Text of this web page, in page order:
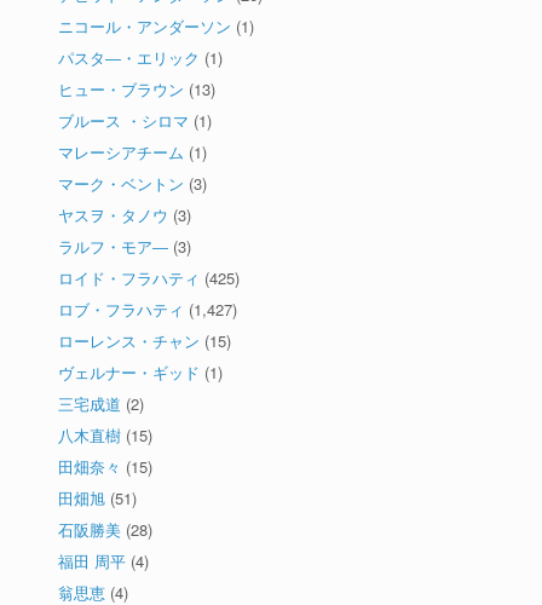
ニコール・アンダーソン (1)
パスタ―・エリック (1)
ヒュー・ブラウン (13)
ブルース ・シロマ (1)
マレーシアチーム (1)
マーク・ベントン (3)
ヤスヲ・タノウ (3)
ラルフ・モア― (3)
ロイド・フラハティ (425)
ロブ・フラハティ (1,427)
ローレンス・チャン (15)
ヴェルナー・ギッド (1)
三宅成道 (2)
八木直樹 (15)
田畑奈々 (15)
田畑旭 (51)
石阪勝美 (28)
福田 周平 (4)
翁思恵 (4)